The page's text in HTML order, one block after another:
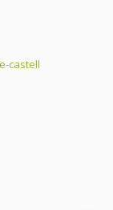
castell